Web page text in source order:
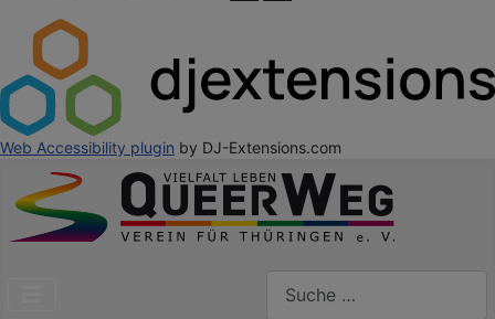
Web Accessibility plugin by DJ-Extensions.com